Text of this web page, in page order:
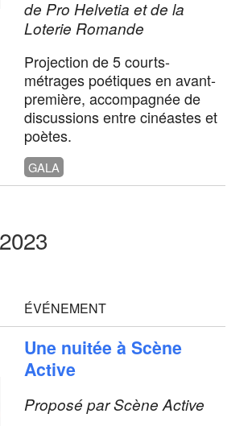
de Pro Helvetia et de la
Loterie Romande
Projection de 5 courts-
métrages poétiques en avant-
première, accompagnée de
discussions entre cinéastes et
poètes.
GALA
ÉVÉNEMENT
Une nuitée à Scène
Active
Proposé par Scène Active